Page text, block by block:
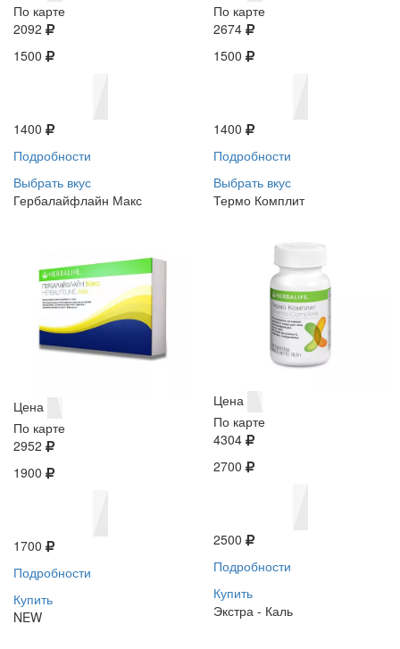
По карте
2092
1500
1400
Подробности
Выбрать вкус
По карте
2674
1500
1400
Подробности
Выбрать вкус
Гербалайфлайн Макс
Цена
По карте
2952
1900
1700
Подробности
Купить
NEW
Термо Комплит
Цена
По карте
4304
2700
2500
Подробности
Купить
Экстра - Каль